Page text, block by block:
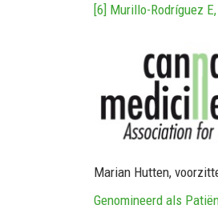
[6] Murillo-Rodríguez
Marian Hutten,
Genomineerd als